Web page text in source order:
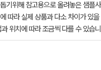
기위해 참고용으로 올려놓은 샘플
따라 실제 상품과 다소 차이가 있
위치에 따라 조금씩 다를 수 있습